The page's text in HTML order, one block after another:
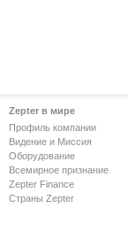
Zepter в мире
Профиль компании
Видение и Миссия
Оборудование
Всемирное признание
Zepter Finance
Страны Zepter